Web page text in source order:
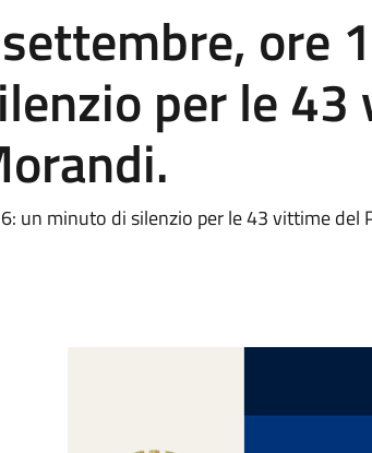
ore
per le
un minuto di silenzio per le 43 vittime del